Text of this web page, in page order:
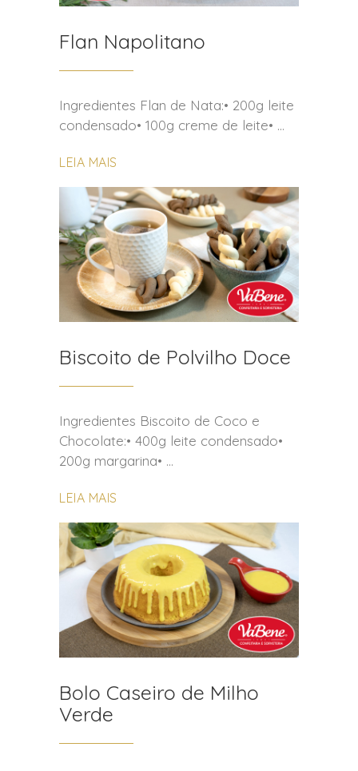
Flan Napolitano
Ingredientes Flan de Nata:• 200g leite
condensado• 100g creme de leite•
LEIA MAIS
Biscoito de Polvilho Doce
Ingredientes Biscoito de Coco e
Chocolate:• 400g leite condensado•
200g margarina•
LEIA MAIS
Bolo Caseiro de Milho
Verde